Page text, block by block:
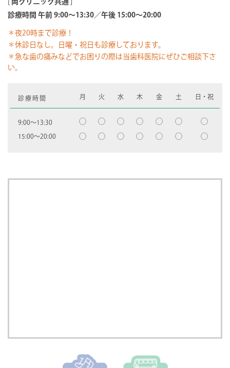
診療時間 午前 9:00～13:30／午後 15:00～20:00
＊夜20時まで診療！
＊休診日なし。日曜・祝日も診療しております。
＊急な歯の痛みなどでお困りの際は当歯科医院にぜひご相談下さ
い。
診療時間 月 火 水 木 金 土 日・祝
9:00〜13:30 ◯ ◯ ◯ ◯ ◯ ◯ ◯
15:00〜20:00 ◯ ◯ ◯ ◯ ◯ ◯ ◯